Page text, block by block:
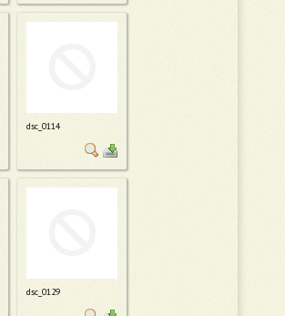
dsc_0114
dsc_0129